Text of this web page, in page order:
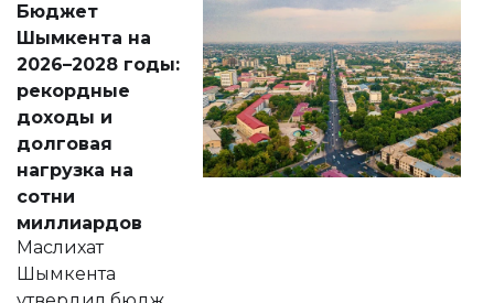
народу
Венесуэлы.
Бюджет
Шымкента на
2026–2028 годы:
рекордные
доходы и
долговая
нагрузка на
сотни
миллиардов
Маслихат
Шымкента